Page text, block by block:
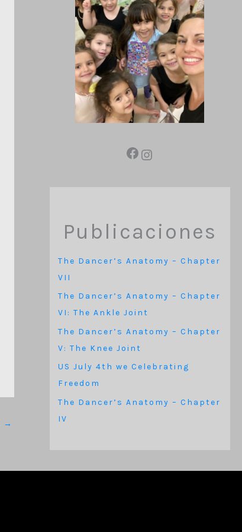
→
Publicaciones
The Dancer’s Anatomy – Chapter
VII
The Dancer’s Anatomy – Chapter
VI: The Ankle Joint
The Dancer’s Anatomy – Chapter
V: The Knee Joint
US July 4th we Celebrating
Freedom
The Dancer’s Anatomy – Chapter
IV